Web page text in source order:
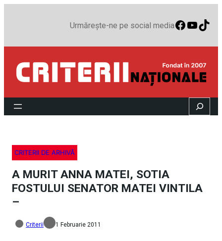
Urmărește-ne pe social media
Search
CRITERII DE ARHIVĂ
A MURIT ANNA MATEI, SOTIA
FOSTULUI SENATOR MATEI VINTILA
–
Criterii 1 Februarie 2011